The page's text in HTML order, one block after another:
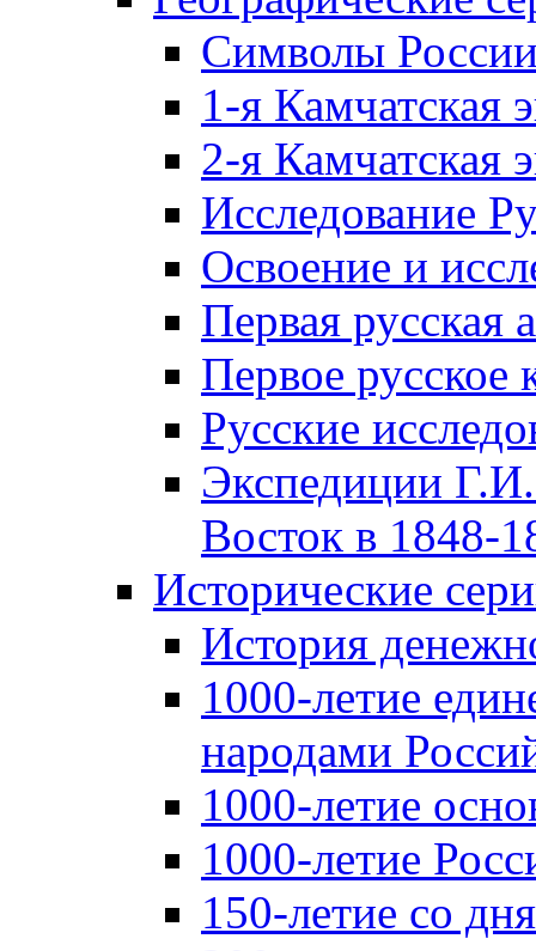
Символы
1-я Камчатская
2-я Камчатская
Исследование
Освоение и
Первая русская
Первое русское
Русские
Экспедиции
Восток в 1848-
Исторические
История
1000-летие
народами
1000-летие
1000-летие
150-летие со